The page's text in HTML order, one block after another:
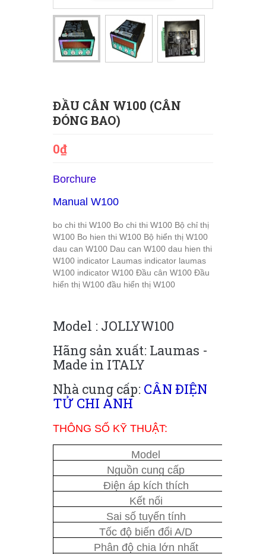
ĐẦU CÂN W100 (CÂN
ĐÓNG BAO)
0₫
Borchure
Manual W100
bo chi thi W100 Bo chi thi W100 Bộ chỉ thị
W100 Bo hien thi W100 Bộ hiển thị W100
dau can W100 Dau can W100 dau hien thi
W100 indicator Laumas indicator laumas
W100 indicator W100 Đầu cân W100 Đầu
hiển thị W100 đầu hiển thị W100
Model : JOLLYW100
Hãng sản xuất: Laumas -
Made in ITALY
Nhà cung cấp: CÂN ĐIỆN
TỬ CHI ANH
THÔNG SỐ KỸ THUẬT:
Model
Nguồn cung cấp
Điện áp kích thích
Kết nối
Sai số tuyến tính
Tốc độ biến đổi A/D
Phân độ chia lớn nhất